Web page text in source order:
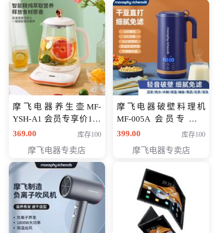
摩飞电器养生壶MF-
YSH-A1 会员专享价198
元
369.00 库存100
摩飞电器专卖店
摩飞电器破壁料理机
MF-005A 会员专享价
198元
399.00 库存100
摩飞电器专卖店